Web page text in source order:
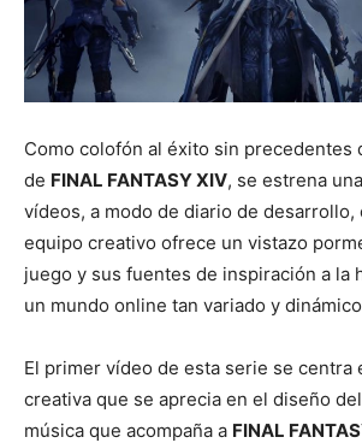
Como colofón al éxito sin precedentes
de FINAL FANTASY XIV, se estrena
vídeos, a modo de diario de desarrollo,
equipo creativo ofrece un vistazo
juego y sus fuentes de inspiración a la
un mundo online tan variado y
El primer vídeo de esta serie se centra
creativa que se aprecia en el diseño
música que acompaña a FINAL